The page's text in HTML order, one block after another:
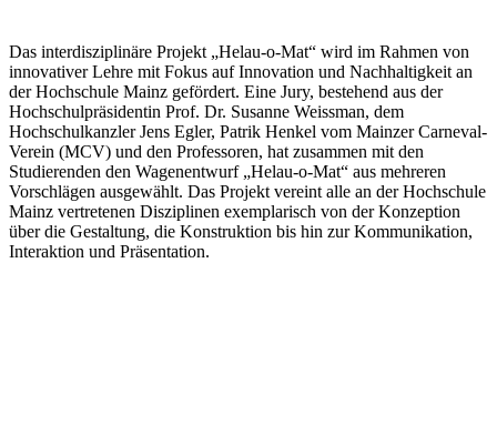
Das interdisziplinäre Projekt „Helau-o-Mat“ wird im Rahmen von
innovativer Lehre mit Fokus auf Innovation und Nachhaltigkeit an
der Hochschule Mainz gefördert. Eine Jury, bestehend aus der
Hochschulpräsidentin Prof. Dr. Susanne Weissman, dem
Hochschulkanzler Jens Egler, Patrik Henkel vom Mainzer Carneval-
Verein (MCV) und den Professoren, hat zusammen mit den
Studierenden den Wagenentwurf „Helau-o-Mat“ aus mehreren
Vorschlägen ausgewählt. Das Projekt vereint alle an der Hochschule
Mainz vertretenen Disziplinen exemplarisch von der Konzeption
über die Gestaltung, die Konstruktion bis hin zur Kommunikation,
Interaktion und Präsentation.